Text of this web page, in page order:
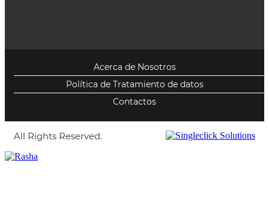
Acerca de Nosotros
Política de Tratamiento de datos
Contactos
All Rights Reserved.